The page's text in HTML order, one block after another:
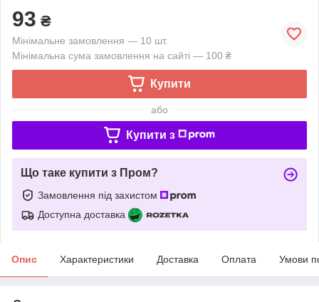
93 ₴
Мінімальне замовлення — 10 шт.
Мінімальна сума замовлення на сайті — 100 ₴
Купити
або
Купити з
Що таке купити з Пром?
Замовлення під захистом
Доступна доставка
Опис Характеристики Доставка Оплата Умови